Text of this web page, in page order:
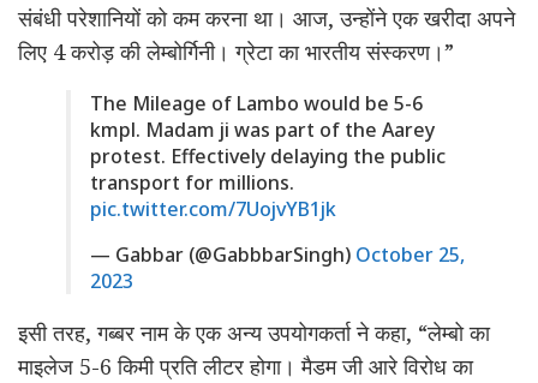
संबंधी परेशानियों को कम करना था। आज, उन्होंने एक खरीदा अपने
लिए 4 करोड़ की लेम्बोर्गिनी। ग्रेटा का भारतीय संस्करण।”
The Mileage of Lambo would be 5-6
kmpl. Madam ji was part of the Aarey
protest. Effectively delaying the public
transport for millions.
pic.twitter.com/7UojvYB1jk
— Gabbar (@GabbbarSingh) October 25,
2023
इसी तरह, गब्बर नाम के एक अन्य उपयोगकर्ता ने कहा, “लेम्बो का
माइलेज 5-6 किमी प्रति लीटर होगा। मैडम जी आरे विरोध का